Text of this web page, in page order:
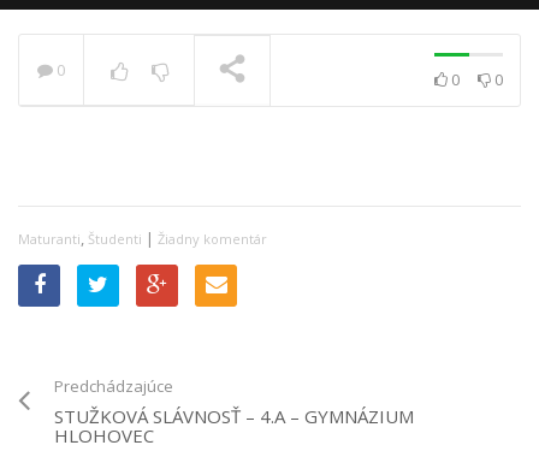
0 0 0
Maturanti, Študenti | Žiadny komentár
Predchádzajúce
STUŽKOVÁ SLÁVNOSŤ – 4.A – GYMNÁZIUM
HLOHOVEC